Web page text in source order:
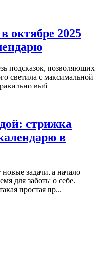
октябре 2025
подсказок, позволяющих
светила с максимальной
выб...
стрижка
в
задачи, а начало
для заботы о себе.
простая пр...